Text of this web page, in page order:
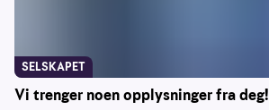
Vi trenger noen opplysninger fra deg!
SELSKAPET